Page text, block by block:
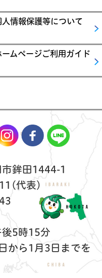
人情報保護等について
ームページご利用ガイド
鉾田1444-1
代表)
5時15分
から1月3日までを